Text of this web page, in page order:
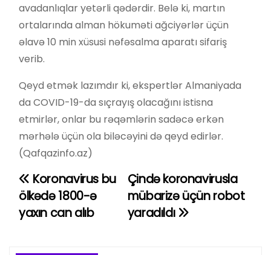
avadanlıqlar yetərli qədərdir. Belə ki, martın
ortalarında alman hökuməti ağciyərlər üçün
əlavə 10 min xüsusi nəfəsalma aparatı sifariş
verib.
Qeyd etmək lazımdır ki, ekspertlər Almaniyada
da COVID-19-da sıçrayış olacağını istisna
etmirlər, onlar bu rəqəmlərin sadəcə erkən
mərhələ üçün ola biləcəyini də qeyd edirlər.
(Qafqazinfo.az)
Y
a
Çində koronavirusla
mübarizə üçün robot
yaradıldı
Koronavirus bu
ölkədə 1800-ə
yaxın can alıb